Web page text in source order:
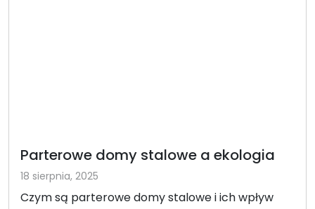
Parterowe domy stalowe a ekologia
18 sierpnia, 2025
Czym są parterowe domy stalowe i ich wpływ